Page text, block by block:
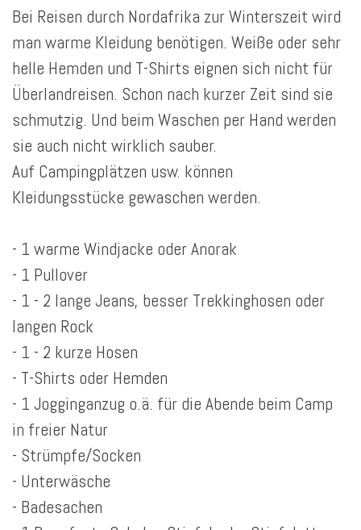
Bei Reisen durch Nordafrika zur Winterszeit wird
man warme Kleidung benötigen. Weiße oder sehr
helle Hemden und T-Shirts eignen sich nicht für
Überlandreisen. Schon nach kurzer Zeit sind sie
schmutzig. Und beim Waschen per Hand werden
sie auch nicht wirklich sauber.
Auf Campingplätzen usw. können
Kleidungsstücke gewaschen werden.
- 1 warme Windjacke oder Anorak
- 1 Pullover
- 1 - 2 lange Jeans, besser Trekkinghosen oder
langen Rock
- 1 - 2 kurze Hosen
- T-Shirts oder Hemden
- 1 Jogginganzug o.ä. für die Abende beim Camp
in freier Natur
- Strümpfe/Socken
- Unterwäsche
- Badesachen